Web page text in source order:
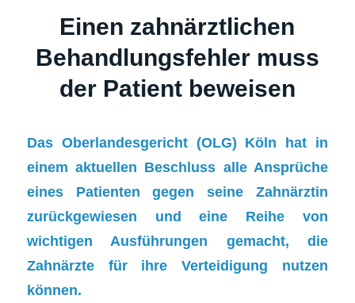
Einen zahnärztlichen
Behandlungsfehler muss
der Patient beweisen
Das Oberlandesgericht (OLG) Köln hat in
einem aktuellen Beschluss alle Ansprüche
eines Patienten gegen seine Zahnärztin
zurückgewiesen und eine Reihe von
wichtigen Ausführungen gemacht, die
Zahnärzte für ihre Verteidigung nutzen
können.